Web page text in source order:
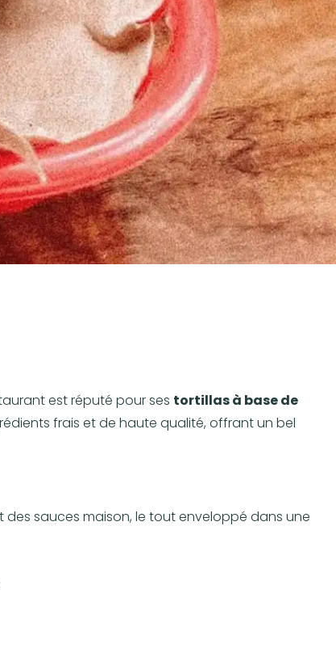
est réputé pour ses tortillas à base de
frais et de haute qualité, offrant un bel
sauces maison, le tout enveloppé dans une